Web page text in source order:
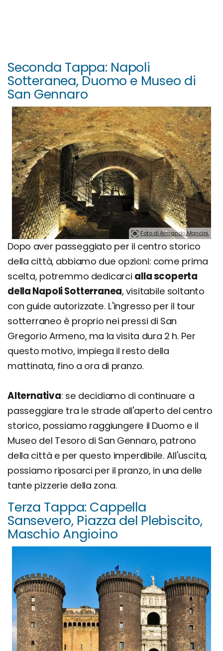
Seconda Tappa: Napoli
Sotteranea, Duomo e Museo di
San Gennaro
Foto di Armando Mancini.
Dopo aver passeggiato per il centro storico
della città, abbiamo due opzioni: come prima
scelta, potremmo dedicarci alla scoperta
della Napoli Sotterranea, visitabile soltanto
con guide autorizzate. L'ingresso per il tour
sotterraneo è proprio nei pressi di San
Gregorio Armeno, ma la visita dura 2 h. Per
questo motivo, impiega il resto della
mattinata, fino a ora di pranzo.
Alternativa: se decidiamo di continuare a
passeggiare tra le strade all'aperto del centro
storico, possiamo raggiungere il Duomo e il
Museo del Tesoro di San Gennaro, patrono
della città e per questo imperdibile. All'uscita,
possiamo riposarci per il pranzo, in una delle
tante pizzerie della zona.
Terza Tappa: Cappella
Sansevero, Piazza del Plebiscito,
Maschio Angioino